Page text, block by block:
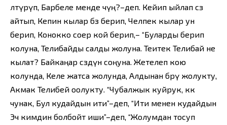
өлтүрүп, Барбеле менде өчүң?–деп. Кейип ыйлап сөз
айтып, Кепин кылар бөз берип, Челпек кылар ун
берип, Конокко соер кой берип,– “Буларды берип
колуна, Телибайды салды жолуна. Теитек Телибай не
кылат? Байкаңар сөздүн соңуна. Жетелеп кою
колунда, Келе жатса жолунда, Алдынан бөрү жолукту,
Акмак Телибей оолукту. “Чубалжык куйрук, көк
чунак, Бул кудайдын ити”–деп, “Ити менен кудайдын
Эч кимдин болбойт иши”–деп, “Жолумдан тосуп